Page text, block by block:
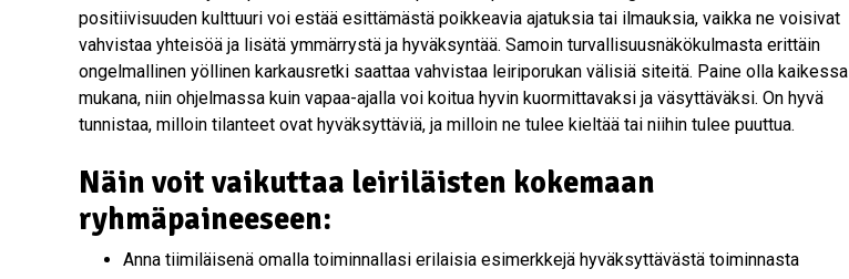
positiivisuuden kulttuuri voi estää esittämästä poikkeavia ajatuksia tai ilmauksia, vaikka ne voisivat
vahvistaa yhteisöä ja lisätä ymmärrystä ja hyväksyntää. Samoin turvallisuusnäkökulmasta erittäin
ongelmallinen yöllinen karkausretki saattaa vahvistaa leiriporukan välisiä siteitä. Paine olla kaikessa
mukana, niin ohjelmassa kuin vapaa-ajalla voi koitua hyvin kuormittavaksi ja väsyttäväksi. On hyvä
tunnistaa, milloin tilanteet ovat hyväksyttäviä, ja milloin ne tulee kieltää tai niihin tulee puuttua.
Näin voit vaikuttaa leiriläisten kokemaan
ryhmäpaineeseen:
Anna tiimiläisenä omalla toiminnallasi erilaisia esimerkkejä hyväksyttävästä toiminnasta